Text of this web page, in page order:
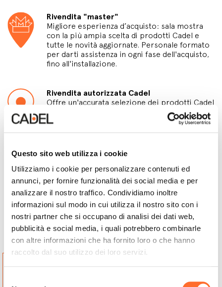
Questo sito web utilizza i cookie
Utilizziamo i cookie per personalizzare contenuti ed
annunci, per fornire funzionalità dei social media e per
analizzare il nostro traffico. Condividiamo inoltre
informazioni sul modo in cui utilizza il nostro sito con i
nostri partner che si occupano di analisi dei dati web,
pubblicità e social media, i quali potrebbero combinarle
con altre informazioni che ha fornito loro o che hanno
raccolto dal suo utilizzo dei loro servizi.
Rivendita "master"
Migliore esperienza d’acquisto: sala mostra
con la più ampia scelta di prodotti Cadel e
tutte le novità aggiornate. Personale formato
per darti assistenza in ogni fase dell'acquisto,
fino all'installazione.
Rivendita autorizzata Cadel
Offre un'accurata selezione dei prodotti Cadel
e supporto qualificato nella scelta della
soluzione più adatta alle tue esigenze.
Punto Vendita
personale pronto a darti informazioni.
Punti vendita